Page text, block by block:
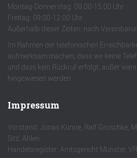
Montag-Donnerstag: 09:00-15:00 Uhr
Freitag: 09:00-12:00 Uhr
Außerhalb dieser Zeiten: nach
Im Rahmen der telefonischen
aufmerksam machen, dass wir keine
und dass kein Rückruf erfolgt, außer
hingewiesen werden.
Impressum
Vorstand: Jonas Künne, Ralf Groschke,
Sitz: Ahlen
Handelsregister: Amtsgericht Münster,